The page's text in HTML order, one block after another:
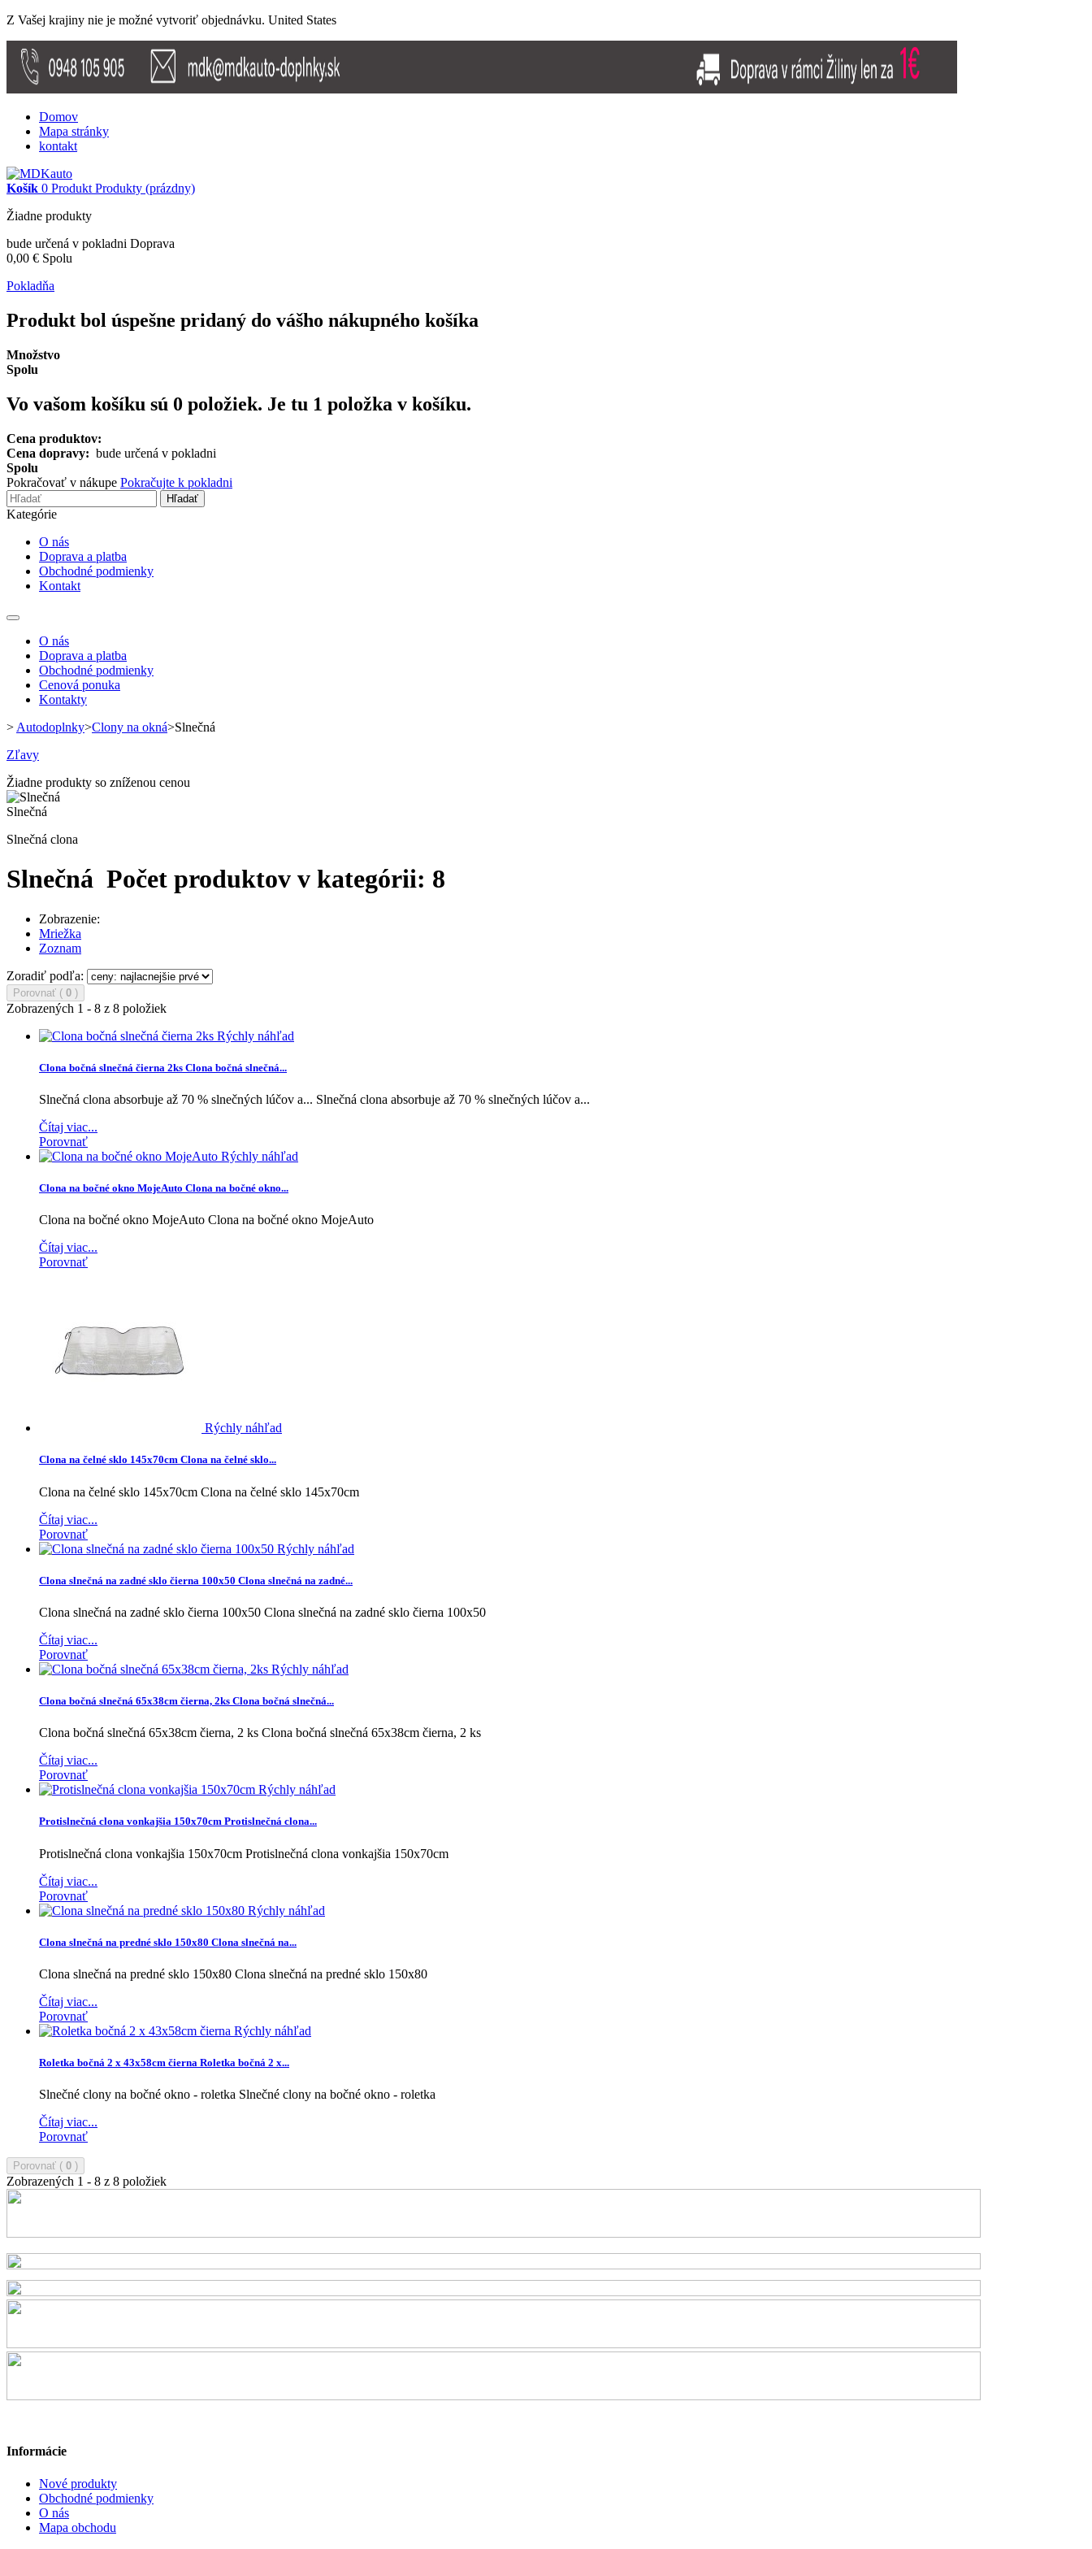
Z Vašej krajiny nie je možné vytvoriť objednávku. United States
Domov
Mapa stránky
kontakt
Košík 0 Produkt Produkty (prázdny)
Žiadne produkty
bude určená v pokladni Doprava
0,00 € Spolu
Pokladňa
Produkt bol úspešne pridaný do vášho nákupného košíka
Množstvo
Spolu
Vo vašom košíku sú 0 položiek. Je tu 1 položka v košíku.
Cena produktov:
Cena dopravy: bude určená v pokladni
Spolu
Pokračovať v nákupe Pokračujte k pokladni
Hľadať
Kategórie
O nás
Doprava a platba
Obchodné podmienky
Kontakt
Toggle
navigationO nás
Doprava a platba
Obchodné podmienky
Cenová ponuka
Kontakty
> Autodoplnky>Clony na okná>Slnečná
Zľavy
Žiadne produkty so zníženou cenou
Slnečná
Slnečná clona
Slnečná Počet produktov v kategórii: 8
Zobrazenie:
Mriežka
Zoznam
Zoradiť podľa:
Porovnať ( 0 )
Zobrazených 1 - 8 z 8 položiek
Rýchly náhľad
Clona bočná slnečná čierna 2ks Clona bočná slnečná...
Slnečná clona absorbuje až 70 % slnečných lúčov a... Slnečná clona absorbuje až 70 % slnečných lúčov a...
Čítaj viac...
Porovnať
Rýchly náhľad
Clona na bočné okno MojeAuto Clona na bočné okno...
Clona na bočné okno MojeAuto Clona na bočné okno MojeAuto
Čítaj viac...
Porovnať
Rýchly náhľad
Clona na čelné sklo 145x70cm Clona na čelné sklo...
Clona na čelné sklo 145x70cm Clona na čelné sklo 145x70cm
Čítaj viac...
Porovnať
Rýchly náhľad
Clona slnečná na zadné sklo čierna 100x50 Clona slnečná na zadné...
Clona slnečná na zadné sklo čierna 100x50 Clona slnečná na zadné sklo čierna 100x50
Čítaj viac...
Porovnať
Rýchly náhľad
Clona bočná slnečná 65x38cm čierna, 2ks Clona bočná slnečná...
Clona bočná slnečná 65x38cm čierna, 2 ks Clona bočná slnečná 65x38cm čierna, 2 ks
Čítaj viac...
Porovnať
Rýchly náhľad
Protislnečná clona vonkajšia 150x70cm Protislnečná clona...
Protislnečná clona vonkajšia 150x70cm Protislnečná clona vonkajšia 150x70cm
Čítaj viac...
Porovnať
Rýchly náhľad
Clona slnečná na predné sklo 150x80 Clona slnečná na...
Clona slnečná na predné sklo 150x80 Clona slnečná na predné sklo 150x80
Čítaj viac...
Porovnať
Rýchly náhľad
Roletka bočná 2 x 43x58cm čierna Roletka bočná 2 x...
Slnečné clony na bočné okno - roletka Slnečné clony na bočné okno - roletka
Čítaj viac...
Porovnať
Porovnať ( 0 )
Zobrazených 1 - 8 z 8 položiek
Informácie
Nové produkty
Obchodné podmienky
O nás
Mapa obchodu